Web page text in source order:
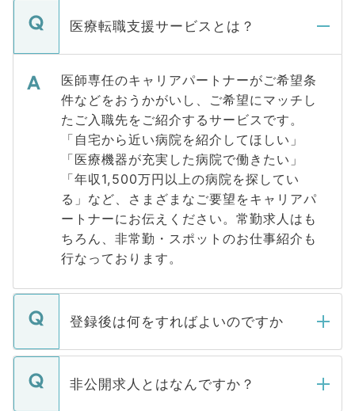
医療転職支援サービスとは？
医師専任のキャリアパートナーがご希望条
件などをおうかがいし、ご希望にマッチし
たご入職先をご紹介するサービスです。
「自宅から近い病院を紹介してほしい」
「医療機器が充実した病院で働きたい」
「年収1,500万円以上の病院を探してい
る」など、さまざまなご要望をキャリアパ
ートナーにお伝えください。常勤求人はも
ちろん、非常勤・スポットのお仕事紹介も
行なっております。
登録後は何をすればよいのですか
ご登録いただきましたら、弊社担当者がご
登録内容を確認し、その後メールもしくは
非公開求人とはなんですか？